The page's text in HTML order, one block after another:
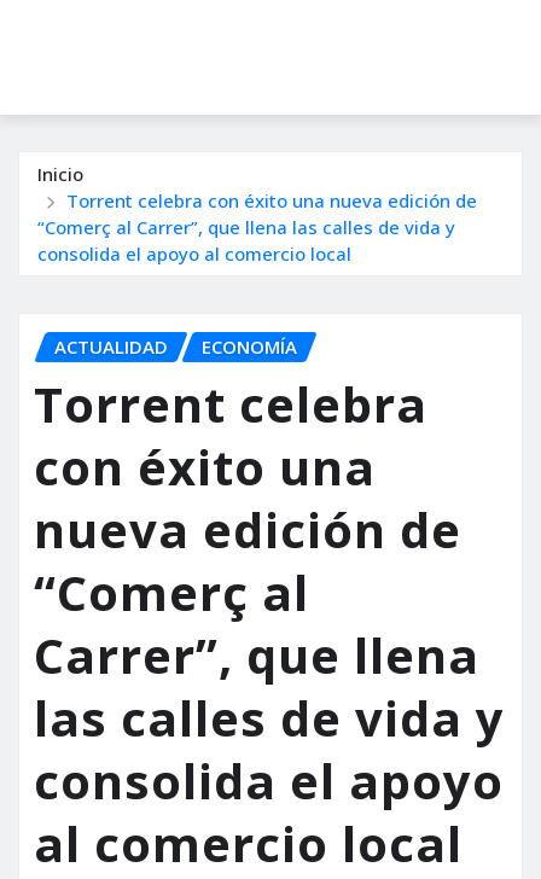
Inicio
Torrent celebra con éxito una nueva edición de
“Comerç al Carrer”, que llena las calles de vida y
consolida el apoyo al comercio local
ACTUALIDAD ECONOMÍA
Torrent celebra
con éxito una
nueva edición de
“Comerç al
Carrer”, que llena
las calles de vida y
consolida el apoyo
al comercio local